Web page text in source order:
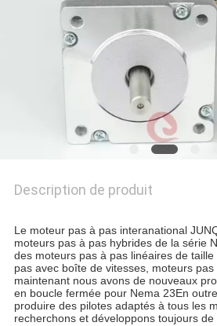
POLITIQUE
CONFIDENTIALITÉ
Description de produit
Le moteur pas à pas interanational
moteurs pas à pas hybrides de la série
des moteurs pas à pas linéaires de
pas avec boîte de vitesses, moteurs
maintenant nous avons de nouveaux
en boucle fermée pour Nema 23En
produire des pilotes adaptés à tous les
recherchons et développons toujours